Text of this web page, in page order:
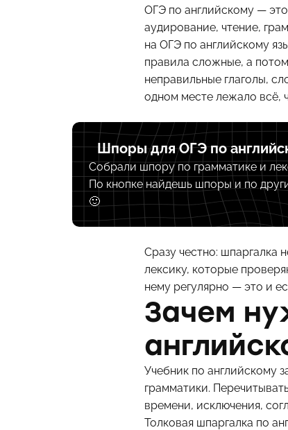
ОГЭ по английскому — это
аудирование, чтение,
на ОГЭ по английскому
правила сложные, а
неправильные глаголы,
одном месте лежало всё,
Шпоры для ОГЭ по
Собрали шпору по грамматике и
По кнопке найдешь шпоры и по
🙂
Сразу честно: шпаргалка
лексику, которые
нему регулярно — это и
Зачем
Учебник по английскому
грамматики.
времени, исключения,
Толковая шпаргалка по